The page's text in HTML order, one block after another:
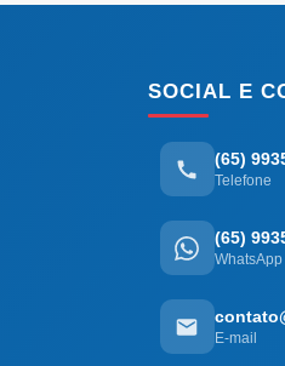
SOCIAL E
(65)
Telefone
(65)
WhatsApp
E-mail